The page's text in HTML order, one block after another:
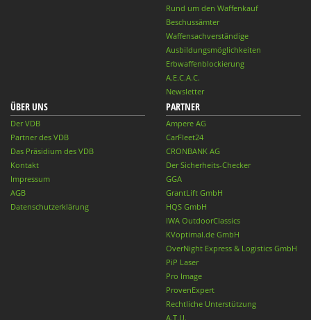
Rund um den Waffenkauf
Beschussämter
Waffensachverständige
Ausbildungsmöglichkeiten
Erbwaffenblockierung
A.E.C.A.C.
Newsletter
ÜBER UNS
Der VDB
Partner des VDB
Das Präsidium des VDB
Kontakt
Impressum
AGB
Datenschutzerklärung
PARTNER
Ampere AG
CarFleet24
CRONBANK AG
Der Sicherheits-Checker
GGA
GrantLift GmbH
HQS GmbH
IWA OutdoorClassics
KVoptimal.de GmbH
OverNight Express & Logistics GmbH
PiP Laser
Pro Image
ProvenExpert
Rechtliche Unterstützung
A.T.U.